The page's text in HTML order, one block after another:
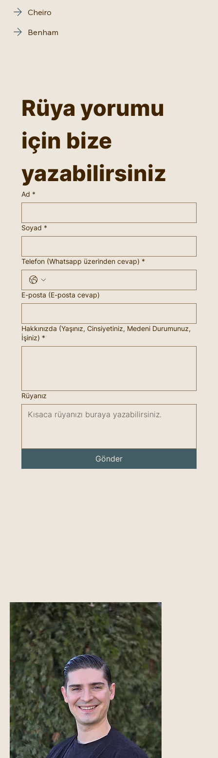
Cheiro
Benham
Rüya yorumu
için bize
yazabilirsiniz
Ad *
Soyad *
Telefon (Whatsapp üzerinden cevap) *
E-posta (E-posta cevap)
Hakkınızda (Yaşınız, Cinsiyetiniz, Medeni Durumunuz,
İşiniz) *
Rüyanız
Gönder